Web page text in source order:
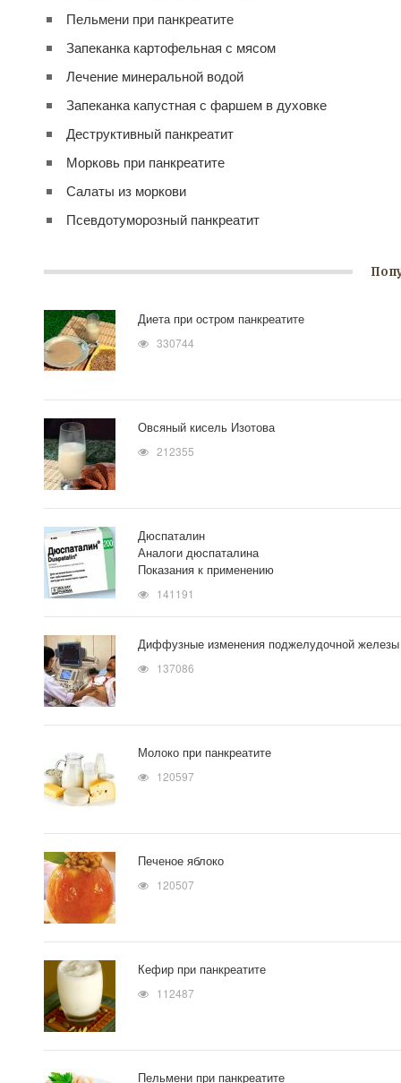
Пельмени при панкреатите
Запеканка картофельная с мясом
Лечение минеральной водой
Запеканка капустная с фаршем в духовке
Деструктивный панкреатит
Морковь при панкреатите
Салаты из моркови
Псевдотуморозный панкреатит
Диета при остром панкреатите
330744
Овсяный кисель Изотова
212355
Дюспаталин
Аналоги дюспаталина
Показания к применению
141191
Диффузные изменения поджелудочной железы
137086
Молоко при панкреатите
120597
Печеное яблоко
120507
Кефир при панкреатите
112487
Пельмени при панкреатите